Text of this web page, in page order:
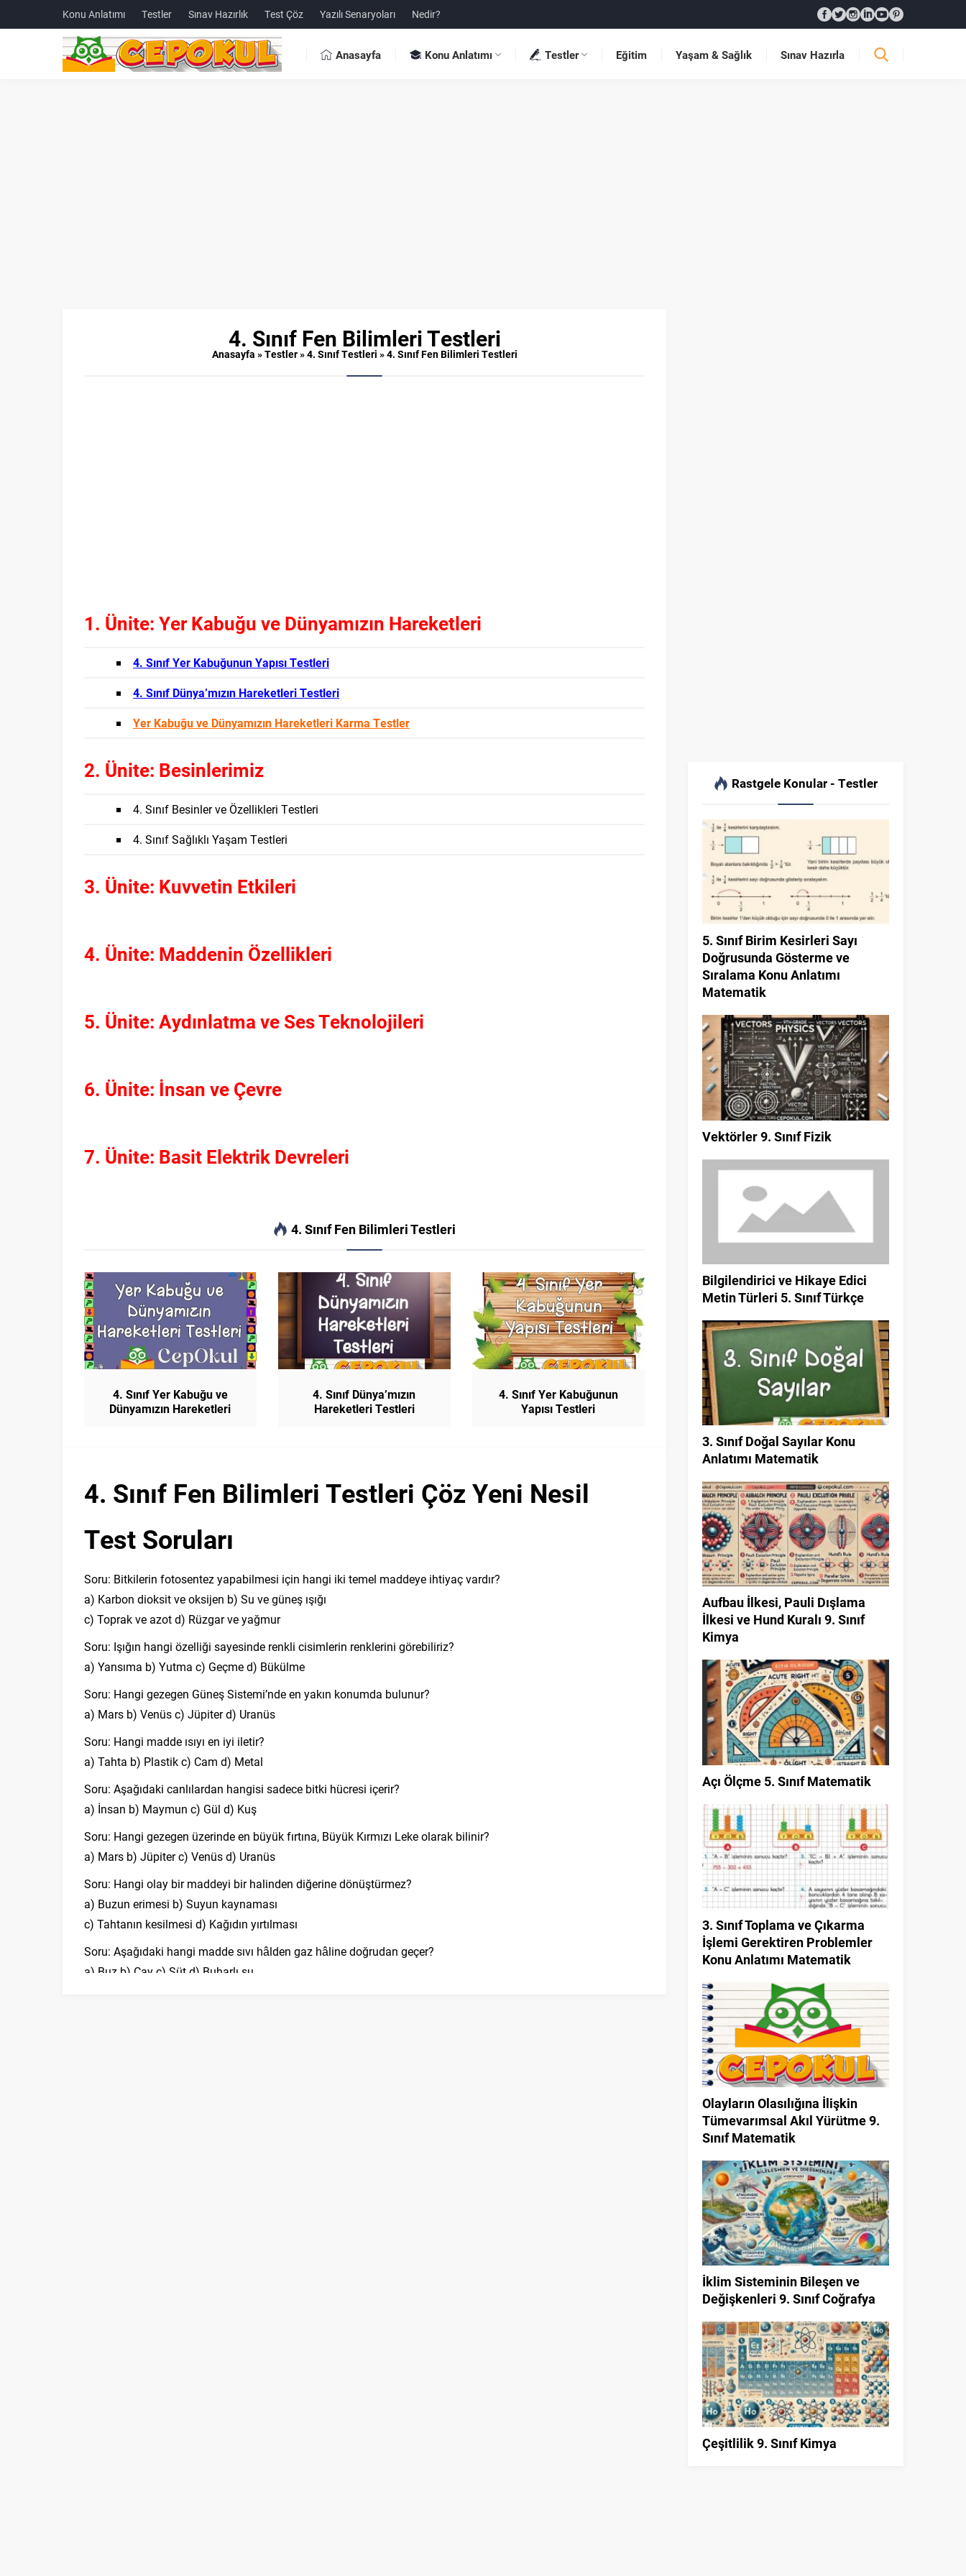
Konu Anlatımı Testler Sınav Hazırlık Test Çöz Yazılı Senaryoları Nedir?
Anasayfa Konu Anlatımı Testler Eğitim Yaşam & Sağlık Sınav Hazırla
4. Sınıf Fen Bilimleri Testleri
Anasayfa »Testler»4. Sınıf Testleri »4. Sınıf Fen Bilimleri Testleri
1. Ünite: Yer Kabuğu ve Dünyamızın Hareketleri
4. Sınıf Yer Kabuğunun Yapısı Testleri
4. Sınıf Dünya’mızın Hareketleri Testleri
Yer Kabuğu ve Dünyamızın Hareketleri Karma Testler
2. Ünite: Besinlerimiz
4. Sınıf Besinler ve Özellikleri Testleri
4. Sınıf Sağlıklı Yaşam Testleri
3. Ünite: Kuvvetin Etkileri
4. Ünite: Maddenin Özellikleri
5. Ünite: Aydınlatma ve Ses Teknolojileri
6. Ünite: İnsan ve Çevre
7. Ünite: Basit Elektrik Devreleri
4. Sınıf Fen Bilimleri Testleri
4. Sınıf Yer Kabuğu ve
Dünyamızın Hareketleri
4. Sınıf Dünya’mızın
Hareketleri Testleri
4. Sınıf Yer Kabuğunun
Yapısı Testleri
4. Sınıf Fen Bilimleri Testleri Çöz Yeni Nesil
Test Soruları
Soru: Bitkilerin fotosentez yapabilmesi için hangi iki temel maddeye ihtiyaç vardır?
a) Karbon dioksit ve oksijen b) Su ve güneş ışığı
c) Toprak ve azot d) Rüzgar ve yağmur
Soru: Işığın hangi özelliği sayesinde renkli cisimlerin renklerini görebiliriz?
a) Yansıma b) Yutma c) Geçme d) Bükülme
Soru: Hangi gezegen Güneş Sistemi’nde en yakın konumda bulunur?
a) Mars b) Venüs c) Jüpiter d) Uranüs
Soru: Hangi madde ısıyı en iyi iletir?
a) Tahta b) Plastik c) Cam d) Metal
Soru: Aşağıdaki canlılardan hangisi sadece bitki hücresi içerir?
a) İnsan b) Maymun c) Gül d) Kuş
Soru: Hangi gezegen üzerinde en büyük fırtına, Büyük Kırmızı Leke olarak bilinir?
a) Mars b) Jüpiter c) Venüs d) Uranüs
Soru: Hangi olay bir maddeyi bir halinden diğerine dönüştürmez?
a) Buzun erimesi b) Suyun kaynaması
c) Tahtanın kesilmesi d) Kağıdın yırtılması
Soru: Aşağıdaki hangi madde sıvı hâlden gaz hâline doğrudan geçer?
a) Buz b) Çay c) Süt d) Buharlı su
Rastgele Konular - Testler
5. Sınıf Birim Kesirleri Sayı
Doğrusunda Gösterme ve
Sıralama Konu Anlatımı
Matematik
Vektörler 9. Sınıf Fizik
Bilgilendirici ve Hikaye Edici
Metin Türleri 5. Sınıf Türkçe
3. Sınıf Doğal Sayılar Konu
Anlatımı Matematik
Aufbau İlkesi, Pauli Dışlama
İlkesi ve Hund Kuralı 9. Sınıf
Kimya
Açı Ölçme 5. Sınıf Matematik
3. Sınıf Toplama ve Çıkarma
İşlemi Gerektiren Problemler
Konu Anlatımı Matematik
Olayların Olasılığına İlişkin
Tümevarımsal Akıl Yürütme 9.
Sınıf Matematik
İklim Sisteminin Bileşen ve
Değişkenleri 9. Sınıf Coğrafya
Çeşitlilik 9. Sınıf Kimya